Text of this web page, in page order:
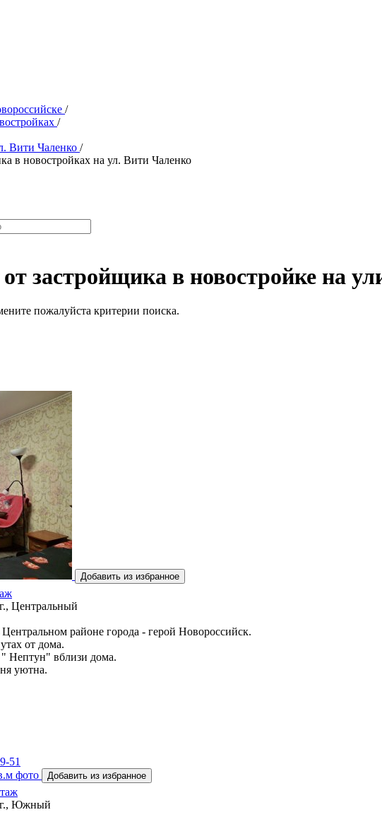
/
/
Вити Чаленко /
в новостройках на ул. Вити Чаленко
застройщика в новостройке на
пожалуйста критерии поиска.
Добавить из избранное
Центральный
районе города - герой Новороссийск.
от дома.
Нептун" вблизи дома.
уютна.
51
Добавить из избранное
г., Южный